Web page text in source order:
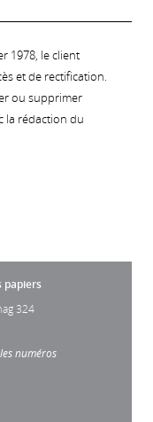
1978, le client
et de rectification.
ou supprimer
la rédaction du
papiers
324
numéros